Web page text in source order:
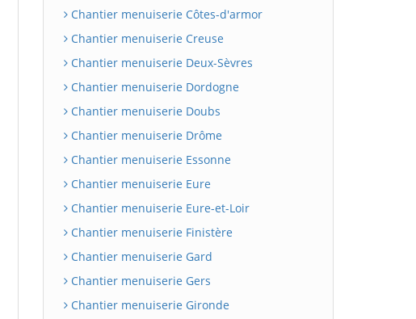
Chantier menuiserie Côtes-d'armor
Chantier menuiserie Creuse
Chantier menuiserie Deux-Sèvres
Chantier menuiserie Dordogne
Chantier menuiserie Doubs
Chantier menuiserie Drôme
Chantier menuiserie Essonne
Chantier menuiserie Eure
Chantier menuiserie Eure-et-Loir
Chantier menuiserie Finistère
Chantier menuiserie Gard
Chantier menuiserie Gers
Chantier menuiserie Gironde